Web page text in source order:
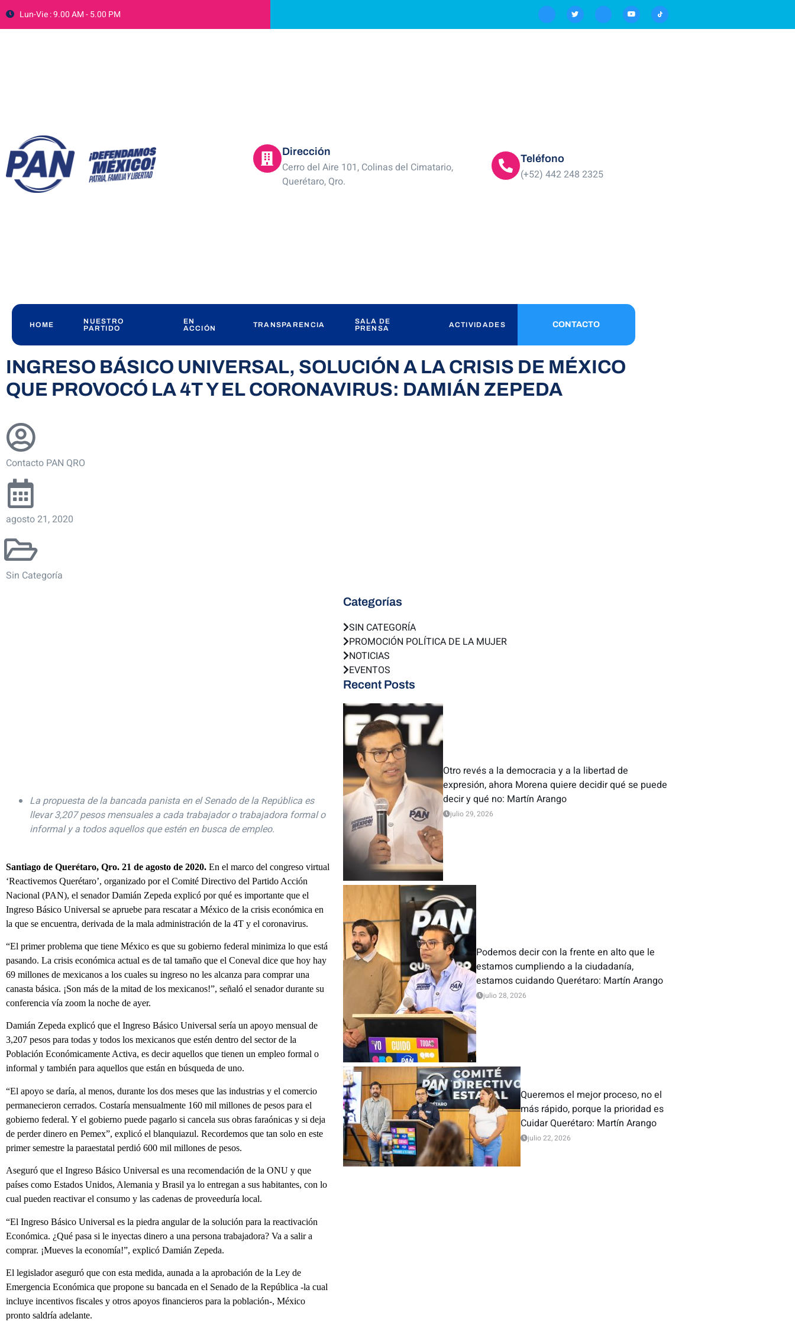
Lun-Vie : 9.00 AM - 5.00 PM
Dirección
Cerro del Aire 101, Colinas del Cimatario,
Querétaro, Qro.
Teléfono
(+52) 442 248 2325
HOME
NUESTRO
PARTIDO
EN
ACCIÓN
TRANSPARENCIA
SALA DE
PRENSA
ACTIVIDADES CONTACTO
INGRESO BÁSICO UNIVERSAL, SOLUCIÓN A LA CRISIS DE MÉXICO
QUE PROVOCÓ LA 4T Y EL CORONAVIRUS: DAMIÁN ZEPEDA
Contacto PAN QRO
agosto 21, 2020
Sin Categoría
La propuesta de la bancada panista en el Senado de la República es
llevar 3,207 pesos mensuales a cada trabajador o trabajadora formal o
informal y a todos aquellos que estén en busca de empleo.
Santiago de Querétaro, Qro. 21 de agosto de 2020. En el marco del congreso virtual
‘Reactivemos Querétaro’, organizado por el Comité Directivo del Partido Acción
Nacional (PAN), el senador Damián Zepeda explicó por qué es importante que el
Ingreso Básico Universal se apruebe para rescatar a México de la crisis económica en
la que se encuentra, derivada de la mala administración de la 4T y el coronavirus.
“El primer problema que tiene México es que su gobierno federal minimiza lo que está
pasando. La crisis económica actual es de tal tamaño que el Coneval dice que hoy hay
69 millones de mexicanos a los cuales su ingreso no les alcanza para comprar una
canasta básica. ¡Son más de la mitad de los mexicanos!”, señaló el senador durante su
conferencia vía zoom la noche de ayer.
Damián Zepeda explicó que el Ingreso Básico Universal sería un apoyo mensual de
3,207 pesos para todas y todos los mexicanos que estén dentro del sector de la
Población Económicamente Activa, es decir aquellos que tienen un empleo formal o
informal y también para aquellos que están en búsqueda de uno.
“El apoyo se daría, al menos, durante los dos meses que las industrias y el comercio
permanecieron cerrados. Costaría mensualmente 160 mil millones de pesos para el
gobierno federal. Y el gobierno puede pagarlo si cancela sus obras faraónicas y si deja
de perder dinero en Pemex”, explicó el blanquiazul. Recordemos que tan solo en este
primer semestre la paraestatal perdió 600 mil millones de pesos.
Aseguró que el Ingreso Básico Universal es una recomendación de la ONU y que
países como Estados Unidos, Alemania y Brasil ya lo entregan a sus habitantes, con lo
cual pueden reactivar el consumo y las cadenas de proveeduría local.
“El Ingreso Básico Universal es la piedra angular de la solución para la reactivación
Económica. ¿Qué pasa si le inyectas dinero a una persona trabajadora? Va a salir a
comprar. ¡Mueves la economía!”, explicó Damián Zepeda.
El legislador aseguró que con esta medida, aunada a la aprobación de la Ley de
Emergencia Económica que propone su bancada en el Senado de la República -la cual
incluye incentivos fiscales y otros apoyos financieros para la población-, México
pronto saldría adelante.
Categorías
SIN CATEGORÍA
PROMOCIÓN POLÍTICA DE LA MUJER
NOTICIAS
EVENTOS
Recent Posts
Otro revés a la democracia y a la libertad de
expresión, ahora Morena quiere decidir qué se puede
decir y qué no: Martín Arango
julio 29, 2026
Podemos decir con la frente en alto que le
estamos cumpliendo a la ciudadanía,
estamos cuidando Querétaro: Martín Arango
julio 28, 2026
Queremos el mejor proceso, no el
más rápido, porque la prioridad es
Cuidar Querétaro: Martín Arango
julio 22, 2026